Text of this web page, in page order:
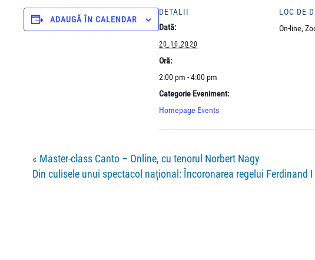
ADAUGĂ ÎN CALENDAR
DETALII
Dată:
20.10.2020
Oră:
2:00 pm - 4:00 pm
Categorie Eveniment:
Homepage Events
LOC DE
On-line,
« Master-class Canto – Online, cu tenorul Norbert Nagy
Din culisele unui spectacol național: Încoronarea regelui